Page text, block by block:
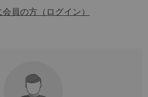
員の方（ログイン）